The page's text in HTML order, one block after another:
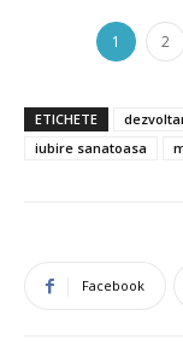
1 2
ETICHETE
iubire sanatoasa
Facebook